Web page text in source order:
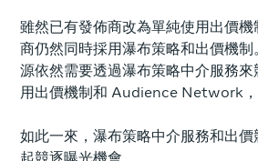
雖然已有發佈商改為單純使用出價
商仍然同時採用瀑布策略和出價機
源依然需要透過瀑布策略中介服務
用出價機制和 Audience Network，
如此一來，瀑布策略中介服務和出